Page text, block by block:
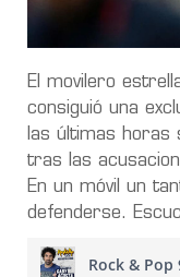
El movilero
consiguió una
las últimas horas
tras las
En un móvil un
defenderse.